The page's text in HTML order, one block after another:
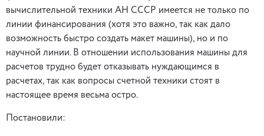
вычислительной техники АН СССР имеется не только по
линии финансирования (хотя это важно, так как дало
возможность быстро создать макет машины), но и по
научной линии. В отношении использования машины для
расчетов трудно будет отказывать нуждающимся в
расчетах, так как вопросы счетной техники стоят в
настоящее время весьма остро.
Постановили: